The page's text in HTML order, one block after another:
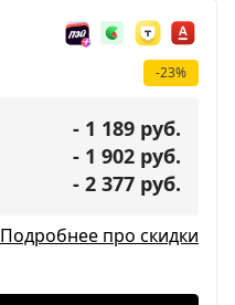
-23%
- 1 189 руб.
- 1 902 руб.
- 2 377 руб.
Подробнее про скидки